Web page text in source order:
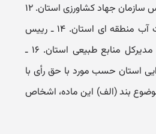
استان. ۱۰ - یکی از شهرداران به انتخاب شهرداران استان. ۱۱ - رییس سازمان جهاد کشاورزی استان. ۱۲
- رییس سازمان صنایع و معادن استان. ۱۳ - مدیرعامل شرکت آب منطقه ای استان. ۱۴ ـ رییس
سازمان میراث فرهنگی، صنایع دستی و گردشگری استان. ۱۵ ـ مدیرکل منابع طبیعی استان. ۱۶ ـ
اجرایی استان حسب مورد با حق رأی با
بند (الف) این ماده، اشخاص